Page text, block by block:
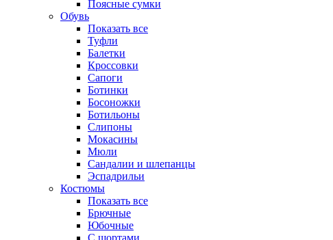
Поясные сумки
Обувь
Показать все
Туфли
Балетки
Кроссовки
Сапоги
Ботинки
Босоножки
Ботильоны
Слипоны
Мокасины
Мюли
Сандалии и шлепанцы
Эспадрильи
Костюмы
Показать все
Брючные
Юбочные
С шортами